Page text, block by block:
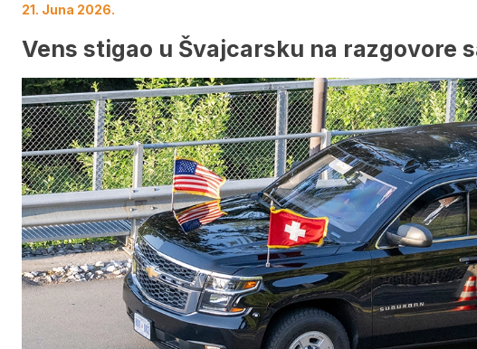
21. Juna 2026.
Vens stigao u Švajcarsku na razgovore